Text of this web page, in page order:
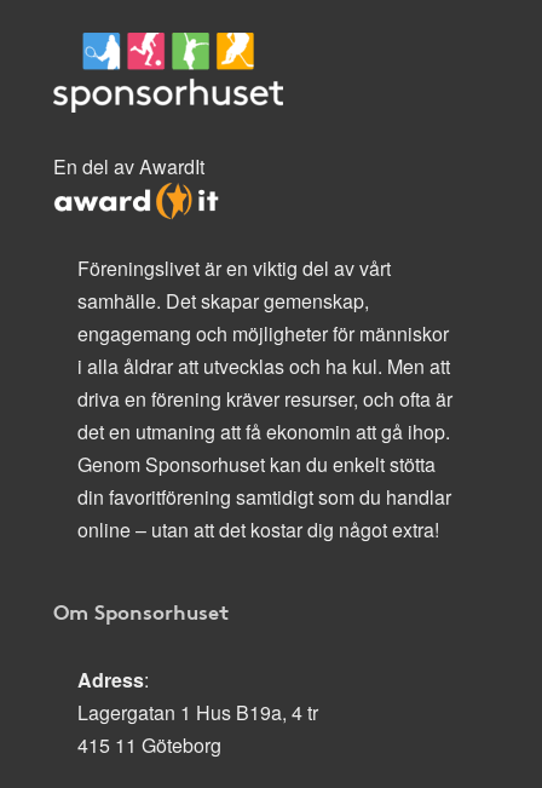
En del av AwardIt
Föreningslivet är en viktig del av vårt
samhälle. Det skapar gemenskap,
engagemang och möjligheter för människor
i alla åldrar att utvecklas och ha kul. Men att
driva en förening kräver resurser, och ofta är
det en utmaning att få ekonomin att gå ihop.
Genom Sponsorhuset kan du enkelt stötta
din favoritförening samtidigt som du handlar
online – utan att det kostar dig något extra!
Om Sponsorhuset
Adress:
Lagergatan 1 Hus B19a, 4 tr
415 11 Göteborg